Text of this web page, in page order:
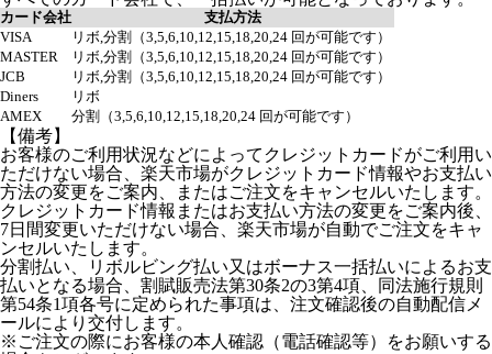
カード会社
支払方法
VISA
リボ,分割（3,5,6,10,12,15,18,20,24 回が可能です）
MASTER
リボ,分割（3,5,6,10,12,15,18,20,24 回が可能です）
JCB
リボ,分割（3,5,6,10,12,15,18,20,24 回が可能です）
Diners
リボ
AMEX
分割（3,5,6,10,12,15,18,20,24 回が可能です）
【備考】
お客様のご利用状況などによってクレジットカードがご利用い
ただけない場合、楽天市場がクレジットカード情報やお支払い
方法の変更をご案内、またはご注文をキャンセルいたします。
クレジットカード情報またはお支払い方法の変更をご案内後、
7日間変更いただけない場合、楽天市場が自動でご注文をキャ
ンセルいたします。
分割払い、リボルビング払い又はボーナス一括払いによるお支
払いとなる場合、割賦販売法第30条2の3第4項、同法施行規則
第54条1項各号に定められた事項は、注文確認後の自動配信メ
ールにより交付します。
※ご注文の際にお客様の本人確認（電話確認等）をお願いする